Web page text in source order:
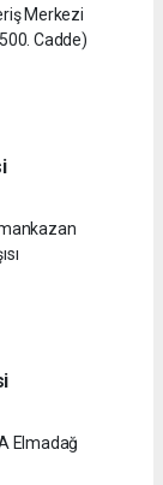
Merkezi
Cadde)
Elmadağ